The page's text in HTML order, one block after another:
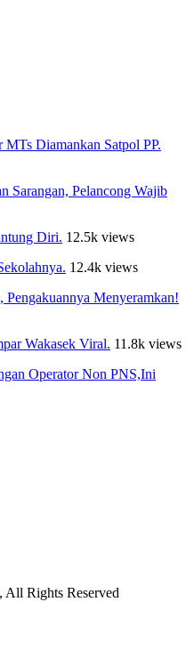
Diamankan Satpol PP.
Sarangan, Pelancong Wajib
Diri. 12.5k views
12.4k views
Menyeramkan!
Wakasek Viral. 11.8k views
Operator Non PNS,Ini
All Rights Reserved